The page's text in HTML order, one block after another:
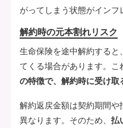
がってしまう状態がインフ
解約時の元本割れリスク
生命保険を途中解約すると
てくる場合があります。こ
の特徴で、解約時に受け
解約返戻金額は契約期間
異なります。そのため、 払